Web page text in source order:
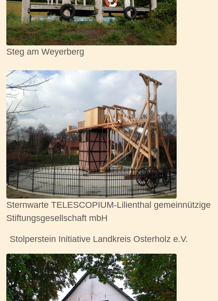
Steg am Weyerberg
Sternwarte TELESCOPIUM-Lilienthal gemeinnützige
Stiftungsgesellschaft mbH
Stolperstein Initiative Landkreis Osterholz e.V.